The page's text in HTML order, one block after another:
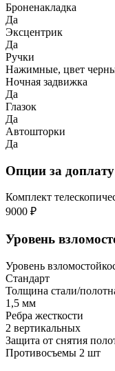
Броненакладка
Да
Эксцентрик
Да
Ручки
Нажимные, цвет
Ночная задвижка
Да
Глазок
Да
Автошторки
Да
Опции за
Комплект
9000 ₽
Уровень
Уровень
Стандарт
Толщина стали/
1,5 мм
Ребра жесткости
2 вертикальных
Защита от снятия
Противосъемы 2 шт